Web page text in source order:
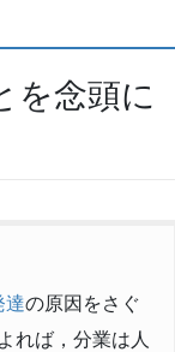
を念頭に
達の原因をさぐ
れば，分業は人